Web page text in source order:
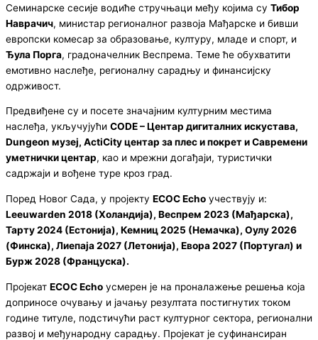
Семинарске сесије водиће стручњаци међу којима су Тибор
Наврачич, министар регионалног развоја Мађарске и бивши
европски комесар за образовање, културу, младе и спорт, и
Ђула Порга, градоначелник Веспрема. Теме ће обухватити
емотивно наслеђе, регионалну сарадњу и финансијску
одрживост.
Предвиђене су и посете значајним културним местима
наслеђа, укључујући CODE – Центар дигиталних искустава,
Dungeon музеј, ActiCity центар за плес и покрет и Савремени
уметнички центар, као и мрежни догађаји, туристички
садржаји и вођене туре кроз град.
Поред Новог Сада, у пројекту ECOC Echo учествују и:
Leeuwarden 2018 (Холандија), Веспрем 2023 (Мађарска),
Тарту 2024 (Естонија), Кемниц 2025 (Немачка), Оулу 2026
(Финска), Лиепаја 2027 (Летонија), Евора 2027 (Португал) и
Бурж 2028 (Француска).
Пројекат ECOC Echo усмерен је на проналажење решења која
доприносе очувању и јачању резултата постигнутих током
године титуле, подстичући раст културног сектора, регионални
развој и међународну сарадњу. Пројекат је суфинансиран